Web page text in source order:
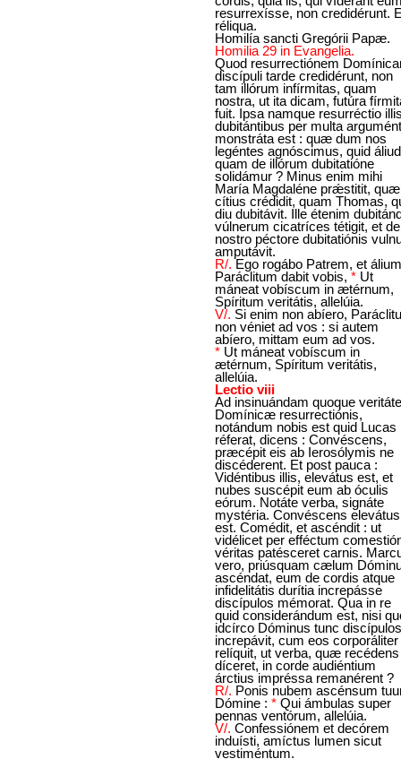
resurrexísse, non credidérunt.
réliqua.
Homilía sancti Gregórii Papæ.
Homilia 29 in Evangelia.
Quod resurrectiónem
discípuli tarde credidérunt, non
tam illórum infírmitas, quam
nostra, ut ita dicam, futúra
fuit. Ipsa namque resurréctio
dubitántibus per multa
monstráta est : quæ dum nos
legéntes agnóscimus, quid áliud
quam de illórum dubitatióne
solidámur ? Minus enim mihi
María Magdaléne prǽstitit, quæ
cítius crédidit, quam Thomas,
diu dubitávit. Ille étenim
vúlnerum cicatríces tétigit, et de
nostro péctore dubitatiónis
amputávit.
R/.Ego rogábo Patrem, et álium
Paráclitum dabit vobis, * Ut
máneat vobíscum in ætérnum,
Spíritum veritátis, allelúia.
V/. Si enim non abíero,
non véniet ad vos : si autem
abíero, mittam eum ad vos.
* Ut máneat vobíscum in
ætérnum, Spíritum veritátis,
allelúia.
Lectio viii
Ad insinuándam quoque
Domínicæ resurrectiónis,
notándum nobis est quid Lucas
réferat, dicens : Convéscens,
præcépit eis ab Ierosólymis ne
discéderent. Et post pauca :
Vidéntibus illis, elevátus est, et
nubes suscépit eum ab óculis
eórum. Notáte verba, signáte
mystéria. Convéscens elevátus
est. Comédit, et ascéndit : ut
vidélicet per efféctum
véritas patésceret carnis.
vero, priúsquam cælum
ascéndat, eum de cordis atque
infidelitátis durítia increpásse
discípulos mémorat. Qua in re
quid considerándum est, nisi
idcírco Dóminus tunc discípulos
increpávit, cum eos corporáliter
relíquit, ut verba, quæ recédens
díceret, in corde audiéntium
árctius impréssa remanérent ?
R/. Ponis nubem ascénsum
Dómine : * Qui ámbulas super
pennas ventórum, allelúia.
V/. Confessiónem et decórem
induísti, amíctus lumen sicut
vestiméntum.